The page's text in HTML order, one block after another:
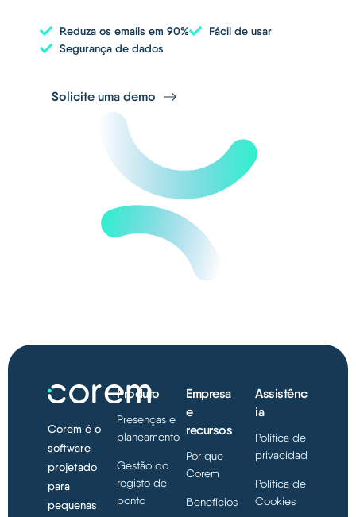
Reduza os emails em 90%
Fácil de usar
Segurança de dados
Solicite uma demo
Corem é o
software
projetado
para
pequenas
Produto
Presenças e
planeamento
Gestão do
registo de
ponto
Empresa
e
recursos
Por que
Corem
Benefícios
Assistênc
ia
Política de
privacidad
Política de
Cookies